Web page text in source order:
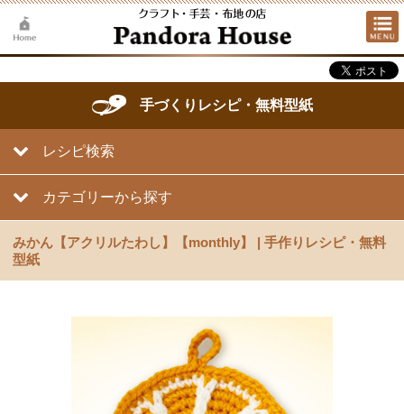
手づくりレシピ・無料型紙
レシピ検索
カテゴリーから探す
みかん【アクリルたわし】【monthly】 | 手作りレシピ・無料
型紙